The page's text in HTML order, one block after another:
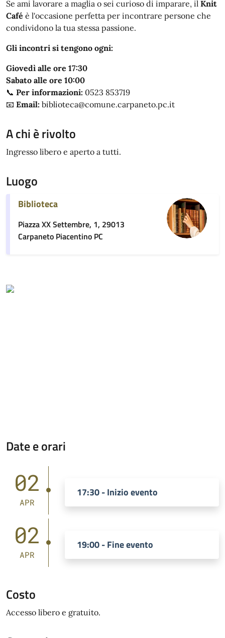
Se ami lavorare a maglia o sei curioso di imparare, il Knit
Café è l'occasione perfetta per incontrare persone che
condividono la tua stessa passione.
Gli incontri si tengono ogni:
Giovedì alle ore 17:30
Sabato alle ore 10:00
📞 Per informazioni: 0523 853719
📧 Email: biblioteca@comune.carpaneto.pc.it
A chi è rivolto
Ingresso libero e aperto a tutti.
Luogo
Biblioteca
Piazza XX Settembre, 1, 29013
Carpaneto Piacentino PC
Date e orari
02
APR
17:30 - Inizio evento
02
APR
19:00 - Fine evento
Costo
Accesso libero e gratuito.